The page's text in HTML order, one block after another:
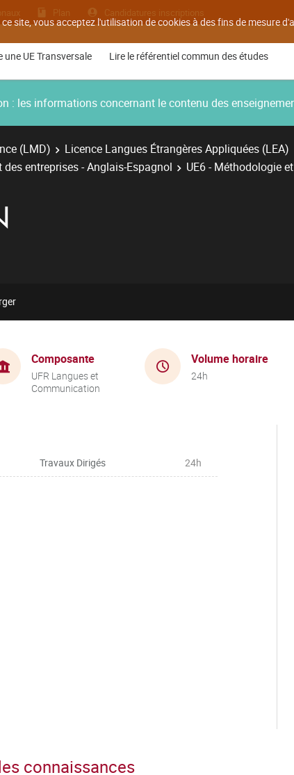
site, vous acceptez l'utilisation de cookies à des fins de mesure
Plan Candidatures inscriptions
une UE Transversale Lire le référentiel commun des études
: les informations concernant le contenu des
(LMD)
Licence Langues Étrangères Appliquées (LEA)
entreprises - Anglais-Espagnol
UE6 - Méthodologie
Composante
UFR Langues et
Communication
Volume horaire
24h
Travaux Dirigés 24h
connaissances